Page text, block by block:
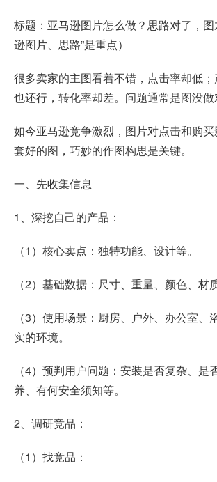
标题：亚马逊图片怎么做？思路对了，图
逊图片、思路”是重点）
很多卖家的主图看着不错，点击率却低
也还行，转化率却差。问题通常是图没做
如今亚马逊竞争激烈，图片对点击和购
套好的图，巧妙的作图构思是关键。
一、先收集信息
1、深挖自己的产品：
（1）核心卖点：独特功能、设计等。
（2）基础数据：尺寸、重量、颜色、材
（3）使用场景：厨房、户外、办公室、
实的环境。
（4）预判用户问题：安装是否复杂、是
养、有何安全须知等。
2、调研竞品：
（1）找竞品：